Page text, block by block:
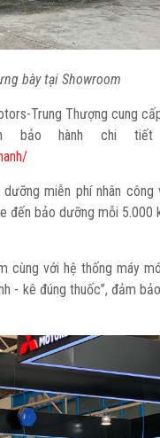
bày tại Showroom
Trung Thượng cung
bảo hành chi tiết
miễn phí nhân công
đến bảo dưỡng mỗi 5.000
cùng với hệ thống máy
- kê đúng thuốc”, đảm